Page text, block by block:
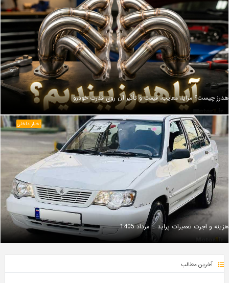
هدرز چیست؟ مزایا، معایب، قیمت و تأثیر آن روی قدرت خودرو
هزینه و اجرت تعمیرات پراید – مرداد 1405
اخبار داخلی
آخرین مطالب